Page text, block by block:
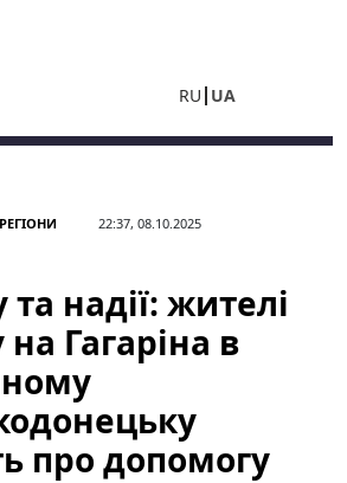
RU UA
РЕГІОНИ 22:37, 08.10.2025
та надії: жителі
Гагаріна в
про допомогу